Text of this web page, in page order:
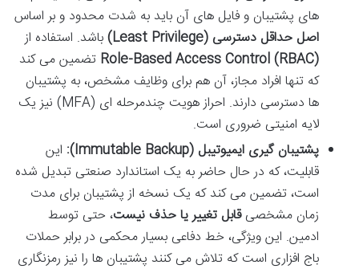
های پشتیبان و فایل های آن باید به شدت محدود و بر اساس
اصل حداقل دسترسی (Least Privilege)
باشد. استفاده از
Role-Based Access Control (RBAC) تضمین می کند
که تنها افراد مجاز، آن هم برای وظایف مشخص، به پشتیبان
ها دسترسی دارند. احراز هویت چندمرحله ای (MFA) نیز یک
لایه امنیتی ضروری است.
پشتیبان گیری ایمیوتیبل (Immutable Backup):
این
قابلیت، که در حال حاضر به یک استاندارد صنعتی تبدیل شده
است، تضمین می کند که یک نسخه از پشتیبان برای مدت
زمان مشخصیقابل تغییر یا حذف نیست، حتی توسط
ادمین. این ویژگی، خط دفاعی بسیار محکمی در برابر حملات
باج افزاری است که تلاش می کنند پشتیبان ها را نیز رمزنگاری